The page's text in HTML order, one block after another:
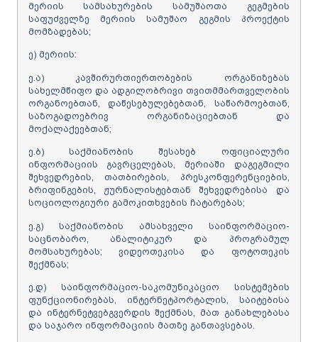
მერიის სამსახურების სამუშაოთა გეგმების
საფუძველზე მერიის სამუშაო გეგმის პროექტის
მომზადებას;
ე) მერიის:
ე.ა) კავშირურთიერთობების ორგანიზებას
სახელმწიფო და ადგილობრივი თვითმმართველობის
ორგანოებთან, დაწესებულებებთან, საწარმოებთან,
საზოგადოებრივ ორგანიზაციებთან და
მოქალაქეებთან;
ე.ბ) საქმიანობის შესახებ ოფიციალური
ინფორმაციის გავრცელებას, მერიაში დაგეგმილი
შეხვედრების, თათბირების, პრესკონფერენციების,
ბრიფინგების, ჟურნალისტებთან შეხვედრებისა და
სოციოლოგიური გამოკითხვების ჩატარებას;
ე.გ) საქმიანობის ამსახველი საინფორმაციო-
საცნობარო, ანალიტიკურ და პროგრამულ
მომსახურებას; ვიდეოთეკისა და ფოტოთეკის
შექმნას;
ე.დ) საინფორმაციო-საკომუნიკაციო სისტემების
ფუნქციონირებას, ინტერნეტპორტალის, საიტებისა
და ინტერნეტვებგვერდის შექმნას, მათ განახლებასა
და საჯარო ინფორმაციის მათზე განთავსებას.